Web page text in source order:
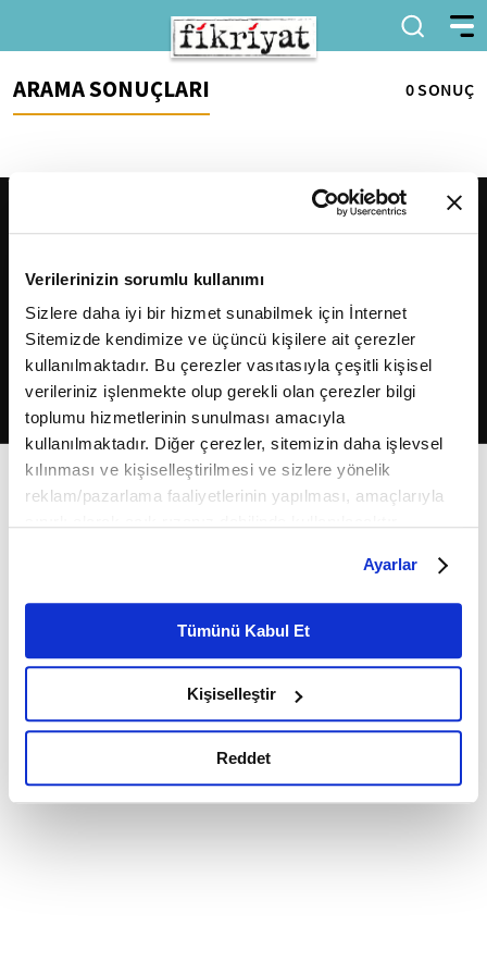
Verilerinizin sorumlu kullanımı
Sizlere daha iyi bir hizmet sunabilmek için İnternet
Sitemizde kendimize ve üçüncü kişilere ait çerezler
kullanılmaktadır. Bu çerezler vasıtasıyla çeşitli kişisel
verileriniz işlenmekte olup gerekli olan çerezler bilgi
toplumu hizmetlerinin sunulması amacıyla
kullanılmaktadır. Diğer çerezler, sitemizin daha işlevsel
kılınması ve kişiselleştirilmesi ve sizlere yönelik
reklam/pazarlama faaliyetlerinin yapılması, amaçlarıyla
belirleyebilirsiniz. Çerezlere ilişkin detaylı bilgi için
Ayarlar butonuna tıklayabilir,Çerez Bilgilendirme
Metnimizi ziyaret edebilirsiniz.
6698 sayılı Kişisel Verilerin Korunması Kanunu uyarınca
okumak ve sitemizi ziyaretiniz kapsamında
gerçekleştirilen veri işleme faaliyetleri ile ilgili daha
detaylı bilgi almak için lütfentıklayınız.
Ayarlar
Tümünü Kabul Et
Kişiselleştir
Reddet
ARAMA SONUÇLARI 0 SONUÇ
2026Fikriyat. Tüm hakları saklıdır.